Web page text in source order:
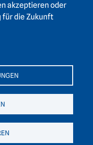
akzeptieren oder
für die Zukunft